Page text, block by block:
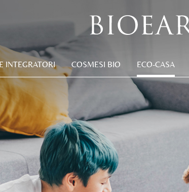
INTEGRATORI COSMESI BIO ECO-CASA